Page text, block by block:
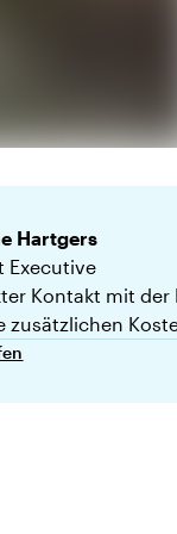
10
Hartgers
Executive
Kontakt mit der
zusätzlichen